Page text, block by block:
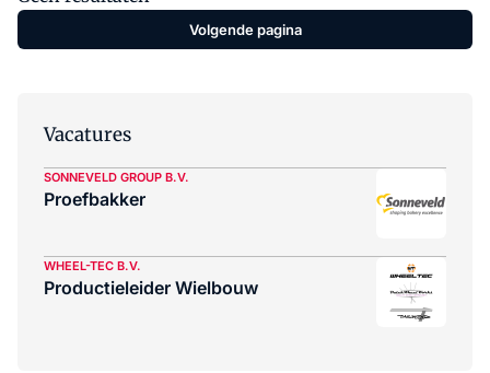
Volgende pagina
Vacatures
SONNEVELD GROUP B.V.
Proefbakker
WHEEL-TEC B.V.
Productieleider Wielbouw